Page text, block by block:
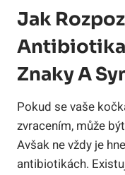
Jak
Antibiotika
Znaky A
Pokud se vaše
zvracením, může
Avšak ne vždy je
antibiotikách.